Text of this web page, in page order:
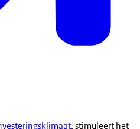
, stimuleert het